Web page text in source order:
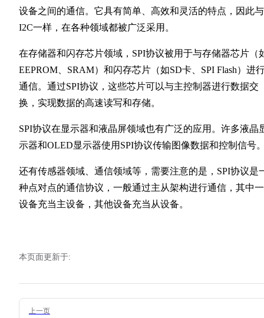
设备之间的通信。它具有简单、高效和灵活的特点，因此与
I2C一样，在各种领域都被广泛采用。
在存储器和闪存芯片领域，SPI协议被用于与存储器芯片（
EEPROM、SRAM）和闪存芯片（如SD卡、SPI Flash）进
通信。通过SPI协议，这些芯片可以与主控制器进行数据交
换，实现数据的高速读写和存储。
SPI协议在显示器和液晶屏领域也有广泛的应用。许多液晶
示器和OLED显示器使用SPI协议传输图像数据和控制信号
还有传感器领域、通信领域等，需要注意的是，SPI协议是
种点对点的通信协议，一般通过主从架构进行通信，其中
设备充当主设备，其他设备充当从设备。
本页面更新于:
Pager
上一页